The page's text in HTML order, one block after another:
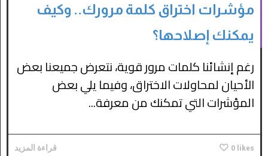
مؤشرات اختراق كلمة مرورك.. وكيف
يمكنك إصلاحها؟
رغم إنشائنا كلمات مرور قوية، نتعرض جميعنا بعض
الأحيان لمحاولات الاختراق، وفيما يلي بعض
المؤشرات التي تمكنك من معرفة...
0 likes قراءة المزيد